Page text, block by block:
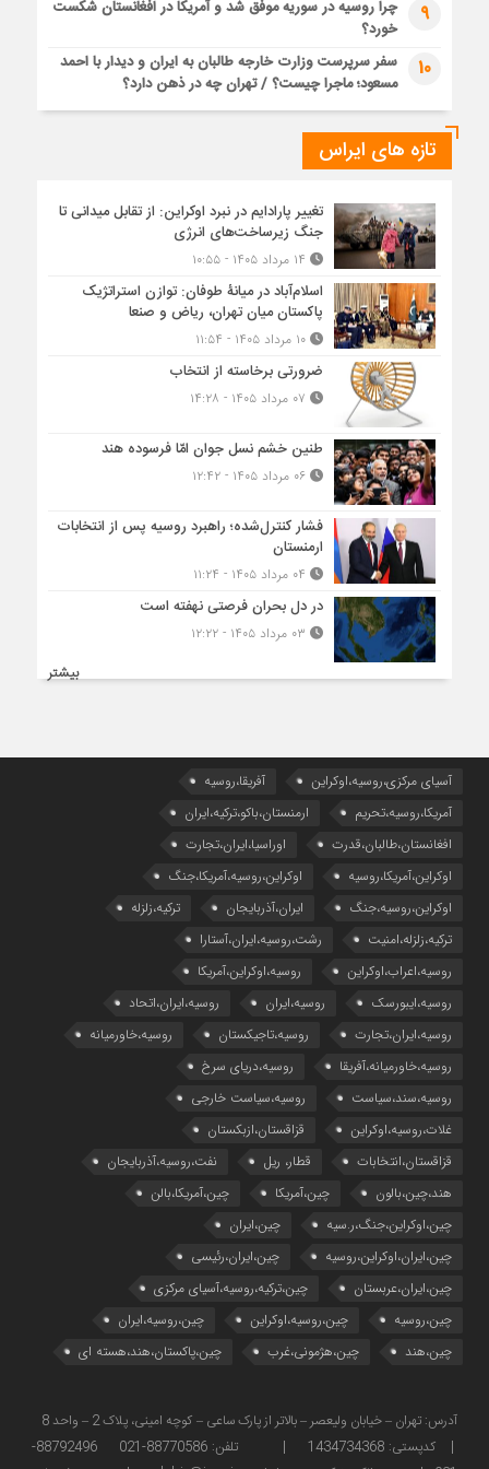
9
چرا روسیه در سوریه موفق شد و آمریکا در افغانستان شکست
خورد؟
10
سفر سرپرست وزارت خارجه طالبان به ایران و دیدار با احمد
مسعود؛ ماجرا چیست؟ / تهران چه در ذهن دارد؟
تازه های ایراس
تغییر پارادایم در نبرد اوکراین: از تقابل میدانی تا
جنگ زیرساخت‌های انرژی
اسلام‌آباد در میانۀ طوفان: توازن استراتژیک
پاکستان میان تهران، ریاض و صنعا
۱۰ مرداد ۱۴۰۵ - ۱۱:۵۴
ضرورتی برخاسته از انتخاب
طنین خشم نسل جوان امّا فرسوده هند
۰۶ مرداد ۱۴۰۵ - ۱۲:۴۲
فشار کنترل‌شده؛ راهبرد روسیه پس از انتخابات
ارمنستان
در دل بحران فرصتی نهفته است
بیشتر
آسیای مرکزی،روسیه،اوکراین
آفریقا،روسیه
آمریکا،روسیه،تحریم
ارمنستان،باکو،ترکیه،ایران
افغانستان،طالبان،قدرت
اوراسیا،ایران،تجارت
اوکراین،آمریکا،روسیه
اوکراین،روسیه،آمریکا،جنگ
اوکراین،روسیه،جنگ
ایران،آذربایجان
ترکیه،زلزله
ترکیه،زلزله،امنیت
رشت،روسیه،ایران،آستارا
روسیه،اعراب،اوکراین
روسیه،اوکراین،آمریکا
روسیه،ایبورسک
روسیه،ایران
روسیه،ایران،اتحاد
روسیه،ایران،تجارت
روسیه،تاجیکستان
روسیه،خاورمیانه
روسیه،خاورمیانه،آفریقا
روسیه،دریای سرخ
روسیه،سند،سیاست
روسیه،سیاست خارجی
غلات،روسیه،اوکراین
قزاقستان،ازبکستان
قزاقستان،انتخابات
قطار، ریل
نفت،روسیه،آذربایجان
هند،چین،بالون
چین،آمریکا
چین،آمریکا،بالن
چین،اوکراین،جنگ،ر.سیه
چین،ایران
چین،ایران،اوکراین،روسیه
چین،ایران،رئیسی
چین،ایران،عربستان
چین،ترکیه،روسیه،آسیای مرکزی
چین،روسیه
چین،روسیه،اوکراین
چین،روسیه،ایران
چین،هند
چین،هژمونی،غرب چین،پاکستان،هند،هسته ای
| کدپستی: 1434734368 | تلفن: 88770586-021 88792496-